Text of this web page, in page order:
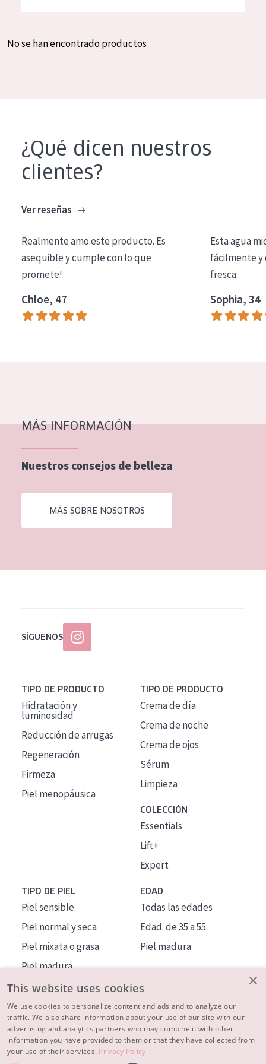
Crema de día
Crema de noche
Limpieza
COLECCIÓN
Essentials
Lift+
Piel normal y seca
Piel mixata o grasa
Piel madura
Piel expuesta al sol
Piel menopáusica
Todas las edades
Spanish
No se han encontrado productos
¿Qué dicen nuestros
clientes?
Ver reseñas
Realmente amo este producto. Es
asequible y cumple con lo que
promete!
Chloe, 47
Esta agua
fácilmente y
fresca.
Sophia, 34
MÁS INFORMACIÓN
Nuestros consejos de belleza
MÁS SOBRE NOSOTROS
SÍGUENOS
TIPO DE PRODUCTO
Hidratación y
luminosidad
Reducción de arrugas
Regeneración
Firmeza
Piel menopáusica
TIPO DE PRODUCTO
Crema de día
Crema de noche
Crema de ojos
Sérum
Limpieza
COLECCIÓN
Essentials
Lift+
Expert
TIPO DE PIEL
Piel sensible
Piel normal y seca
Piel mixata o grasa
Piel madura
Piel expuesta al sol
Piel menopáusica
EDAD
Todas las edades
Edad: de 35 a 55
Piel madura
MÁS SOBRE NOSOTROS
INSPIRACIÓN
×
This website uses cookies
We use cookies to personalize content and ads and to analyze our
traffic. We also share information about your use of our site with our
advertising and analytics partners who may combine it with other
information you have provided to them or that they have collected from
your use of their services. Privacy Policy